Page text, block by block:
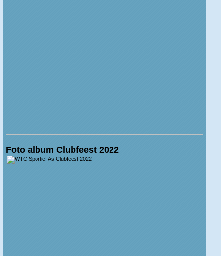
Foto album Clubfeest 2022